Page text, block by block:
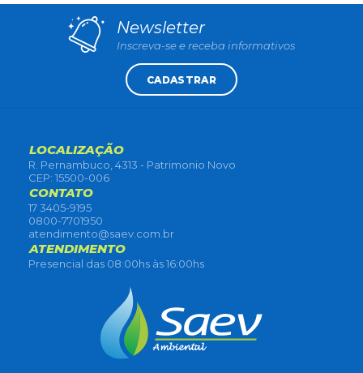
Newsletter
Inscreva-se e receba informativos
CADASTRAR
LOCALIZAÇÃO
R. Pernambuco, 4313 - Patrimonio Novo
CEP: 15500-006
CONTATO
17 3405-9195
0800-7701950
atendimento@saev.com.br
ATENDIMENTO
Presencial das 08:00hs às 16:00hs